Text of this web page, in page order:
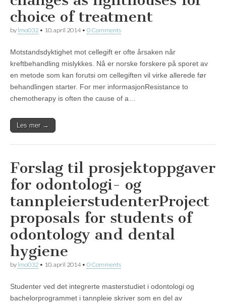
choice of treatment
by lmo032 • 10. april 2014• 0 Comments
Motstandsdyktighet mot cellegift er ofte årsaken når
kreftbehandling mislykkes. Nå er norske forskere på sporet av
en metode som kan forutsi om cellegiften vil virke allerede før
behandlingen starter. For mer informasjonResistance to
chemotherapy is often the cause of a…
Les mer →
Forslag til prosjektoppgaver
for odontologi- og
tannpleierstudenterProject
proposals for students of
odontology and dental
hygiene
by lmo032 • 10. april 2014• 0 Comments
Studenter ved det integrerte masterstudiet i odontologi og
bachelorprogrammet i tannpleie skriver som en del av